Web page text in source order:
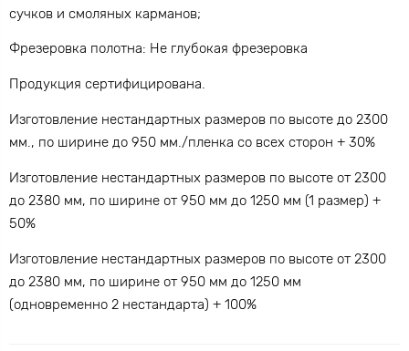
сучков и смоляных карманов;
Фрезеровка полотна: Не глубокая фрезеровка
Продукция сертифицирована.
Изготовление нестандартных размеров по высоте до 2300
мм., по ширине до 950 мм./пленка со всех сторон + 30%
Изготовление нестандартных размеров по высоте от 2300
до 2380 мм, по ширине от 950 мм до 1250 мм (1 размер) +
50%
Изготовление нестандартных размеров по высоте от 2300
до 2380 мм, по ширине от 950 мм до 1250 мм
(одновременно 2 нестандарта) + 100%